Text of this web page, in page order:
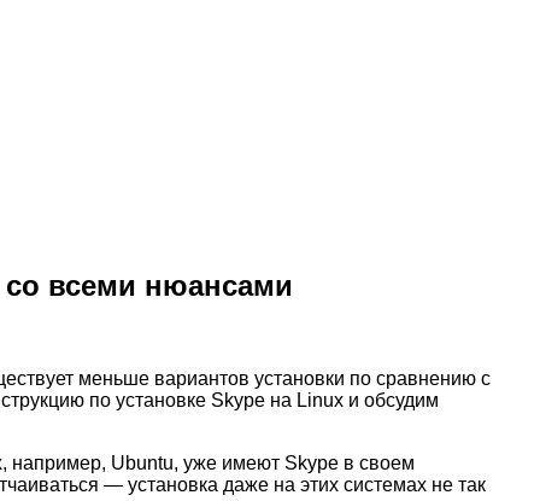
со всеми нюансами
меньше вариантов установки по сравнению с
по установке Skype на Linux и обсудим
например, Ubuntu, уже имеют Skype в своем
— установка даже на этих системах не так